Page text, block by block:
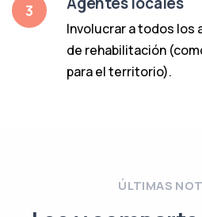
3
Involucrar a todos los
de rehabilitación
para el territorio).
ÚLTIMAS